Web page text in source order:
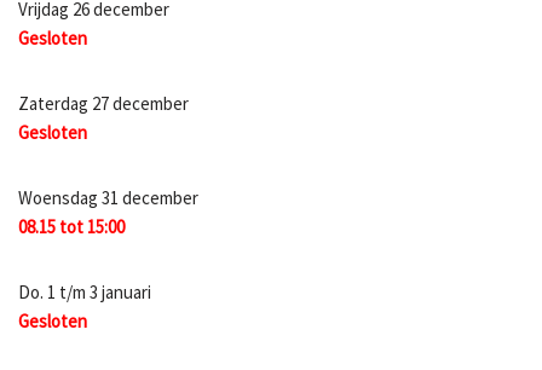
Vrijdag 26 december
Gesloten
Zaterdag 27 december
Gesloten
Woensdag 31 december
08.15 tot 15:00
Do. 1 t/m 3 januari
Gesloten